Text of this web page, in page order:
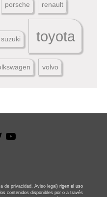
porsche renault
suzuki toyota
volvo
Twitter
de privacidad, Aviso legal) rigen el uso
contenidos disponibles por o a través